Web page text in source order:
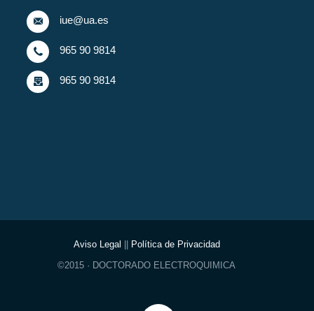
iue@ua.es
965 90 9814
965 90 9814
Aviso Legal
Política de Privacidad
©2015 · DOCTORADO ELECTROQUIMICA